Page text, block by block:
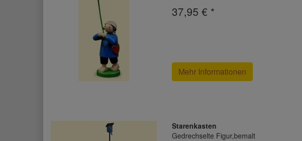
37,95 € *
Mehr Informationen
Starenkasten
Gedrechselte Figur,bemalt